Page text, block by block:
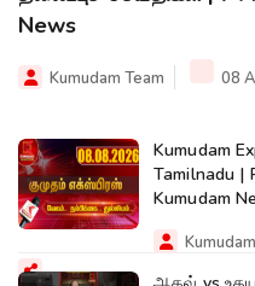
News
Kumudam Team 08
Kumudam
Tamilnadu |
Kumudam